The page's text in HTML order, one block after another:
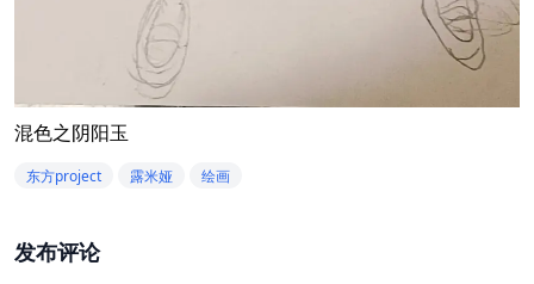
混色之阴阳玉
东方project 露米娅 绘画
发布评论